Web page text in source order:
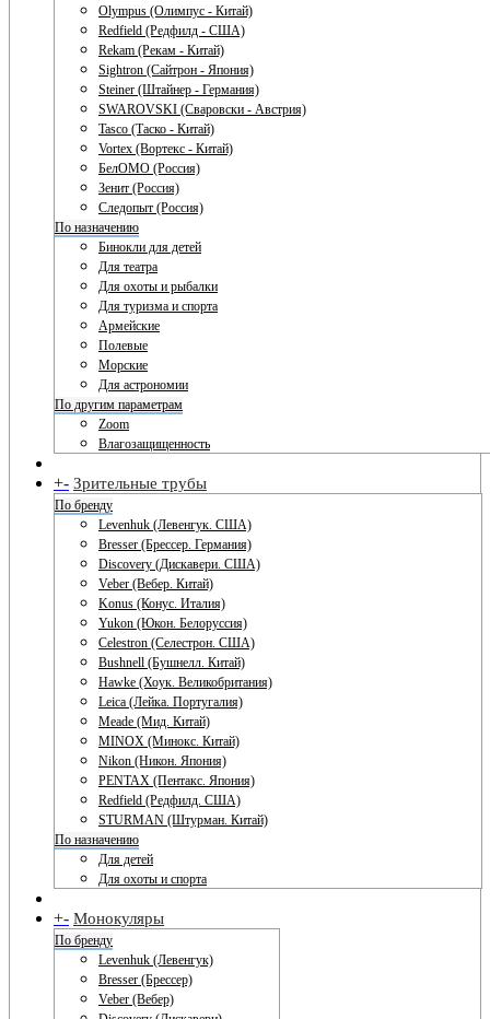
Olympus (Олимпус - Китай)
Redfield (Редфилд - США)
Rekam (Рекам - Китай)
Sightron (Сайтрон - Япония)
Steiner (Штайнер - Германия)
SWAROVSKI (Сваровски - Австрия)
Tasco (Таско - Китай)
Vortex (Вортекс - Китай)
БелОМО (Россия)
Зенит (Россия)
Следопыт (Россия)
По назначению
Бинокли для детей
Для театра
Для охоты и рыбалки
Для туризма и спорта
Армейские
Полевые
Морские
Для астрономии
По другим параметрам
Zoom
Влагозащищенность
+- Зрительные трубы
По бренду
Levenhuk (Левенгук. США)
Bresser (Брессер. Германия)
Discovery (Дискавери. США)
Veber (Вебер. Китай)
Konus (Конус. Италия)
Yukon (Юкон. Белоруссия)
Celestron (Селестрон. США)
Bushnell (Бушнелл. Китай)
Hawke (Хоук. Великобритания)
Leica (Лейка. Португалия)
Meade (Мид. Китай)
MINOX (Минокс. Китай)
Nikon (Никон. Япония)
PENTAX (Пентакс. Япония)
Redfield (Редфилд. США)
STURMAN (Штурман. Китай)
По назначению
Для детей
Для охоты и спорта
+- Монокуляры
По бренду
Levenhuk (Левенгук)
Bresser (Брессер)
Veber (Вебер)